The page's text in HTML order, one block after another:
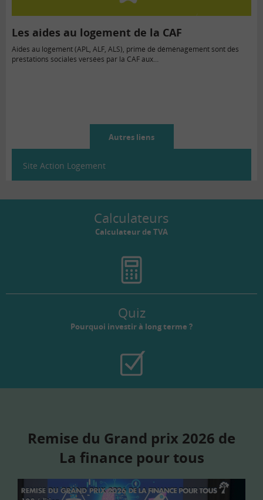
Les aides au logement de la CAF
Aides au logement (APL, ALF, ALS), prime de déménagement sont des
prestations sociales versées par la CAF aux…
Autres liens
Site Action Logement
Calculateurs
Calculateur de TVA
Quiz
Pourquoi investir à long terme ?
Remise du Grand prix 2026 de
La finance pour tous